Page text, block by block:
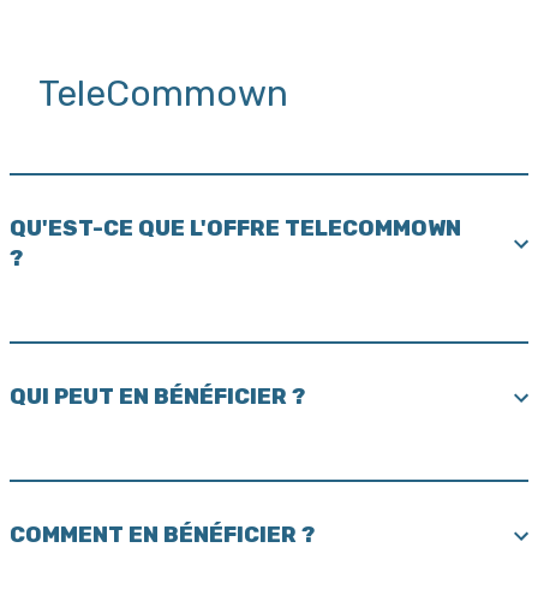
TeleCommown
QU'EST-CE QUE L'OFFRE TELECOMMOWN
?
QUI PEUT EN BÉNÉFICIER ?
COMMENT EN BÉNÉFICIER ?